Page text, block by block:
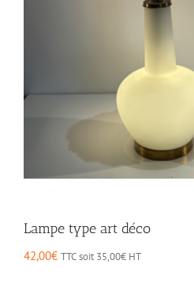
Lampe type art déco
42,00€ TTC soit 35,00€ HT